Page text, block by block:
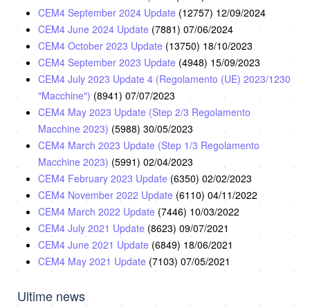
CEM4 September 2024 Update (12757) 12/09/2024
CEM4 June 2024 Update (7881) 07/06/2024
CEM4 October 2023 Update (13750) 18/10/2023
CEM4 September 2023 Update (4948) 15/09/2023
CEM4 July 2023 Update 4 (Regolamento (UE) 2023/1230
"Macchine") (8941) 07/07/2023
CEM4 May 2023 Update (Step 2/3 Regolamento
Macchine 2023) (5988) 30/05/2023
CEM4 March 2023 Update (Step 1/3 Regolamento
Macchine 2023) (5991) 02/04/2023
CEM4 February 2023 Update (6350) 02/02/2023
CEM4 November 2022 Update (6110) 04/11/2022
CEM4 March 2022 Update (7446) 10/03/2022
CEM4 July 2021 Update (8623) 09/07/2021
CEM4 June 2021 Update (6849) 18/06/2021
CEM4 May 2021 Update (7103) 07/05/2021
Ultime news